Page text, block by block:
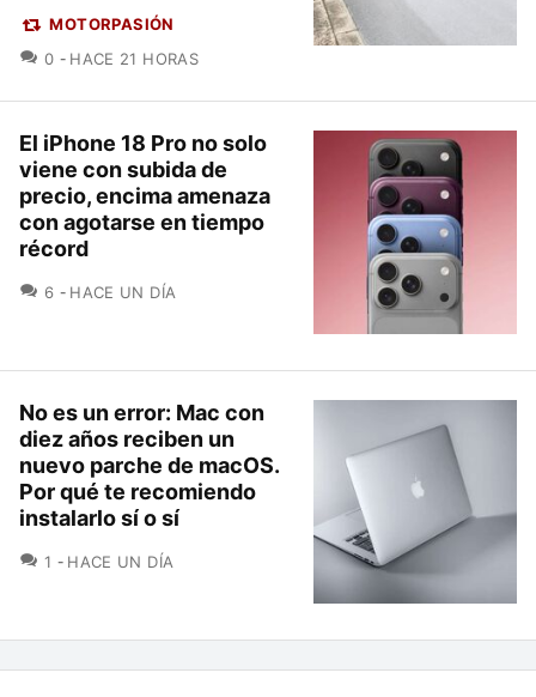
MOTORPASIÓN
0 COMENTARIOS
HACE 21 HORAS
El iPhone 18 Pro no solo
viene con subida de
precio, encima amenaza
con agotarse en tiempo
récord
6 COMENTARIOS
HACE UN DÍA
No es un error: Mac con
diez años reciben un
nuevo parche de macOS.
Por qué te recomiendo
instalarlo sí o sí
1 COMENTARIOS
HACE UN DÍA